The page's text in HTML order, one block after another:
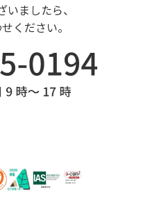
ましたら、
ください。